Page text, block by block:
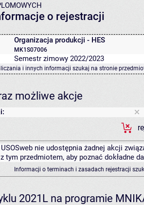
o rejestracji
Organizacja produkcji - HES
MK1S07006
Semestr zimowy 2022/2023
i innych informacji szukaj na stronie
możliwe akcje
nie udostępnia żadnej akcji
tym przedmiotem, aby poznać dokładne
Informacji o terminach i zasadach rejestracji
2021L na programie